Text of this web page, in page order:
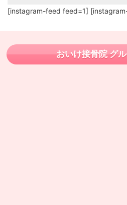
[instagram-feed feed=1]
おいけ接骨院 グ